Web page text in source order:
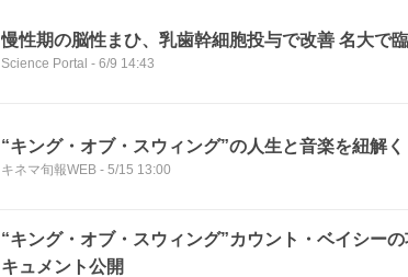
慢性期の脳性まひ、乳歯幹細胞投与で改善 名大で
Science Portal - 6/9 14:43
“キング・オブ・スウィング”の人生と音楽を紐解く
キネマ旬報WEB - 5/15 13:00
“キング・オブ・スウィング”カウント・ベイシー
キュメント公開